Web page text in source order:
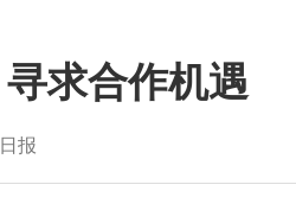
求合作机遇
报